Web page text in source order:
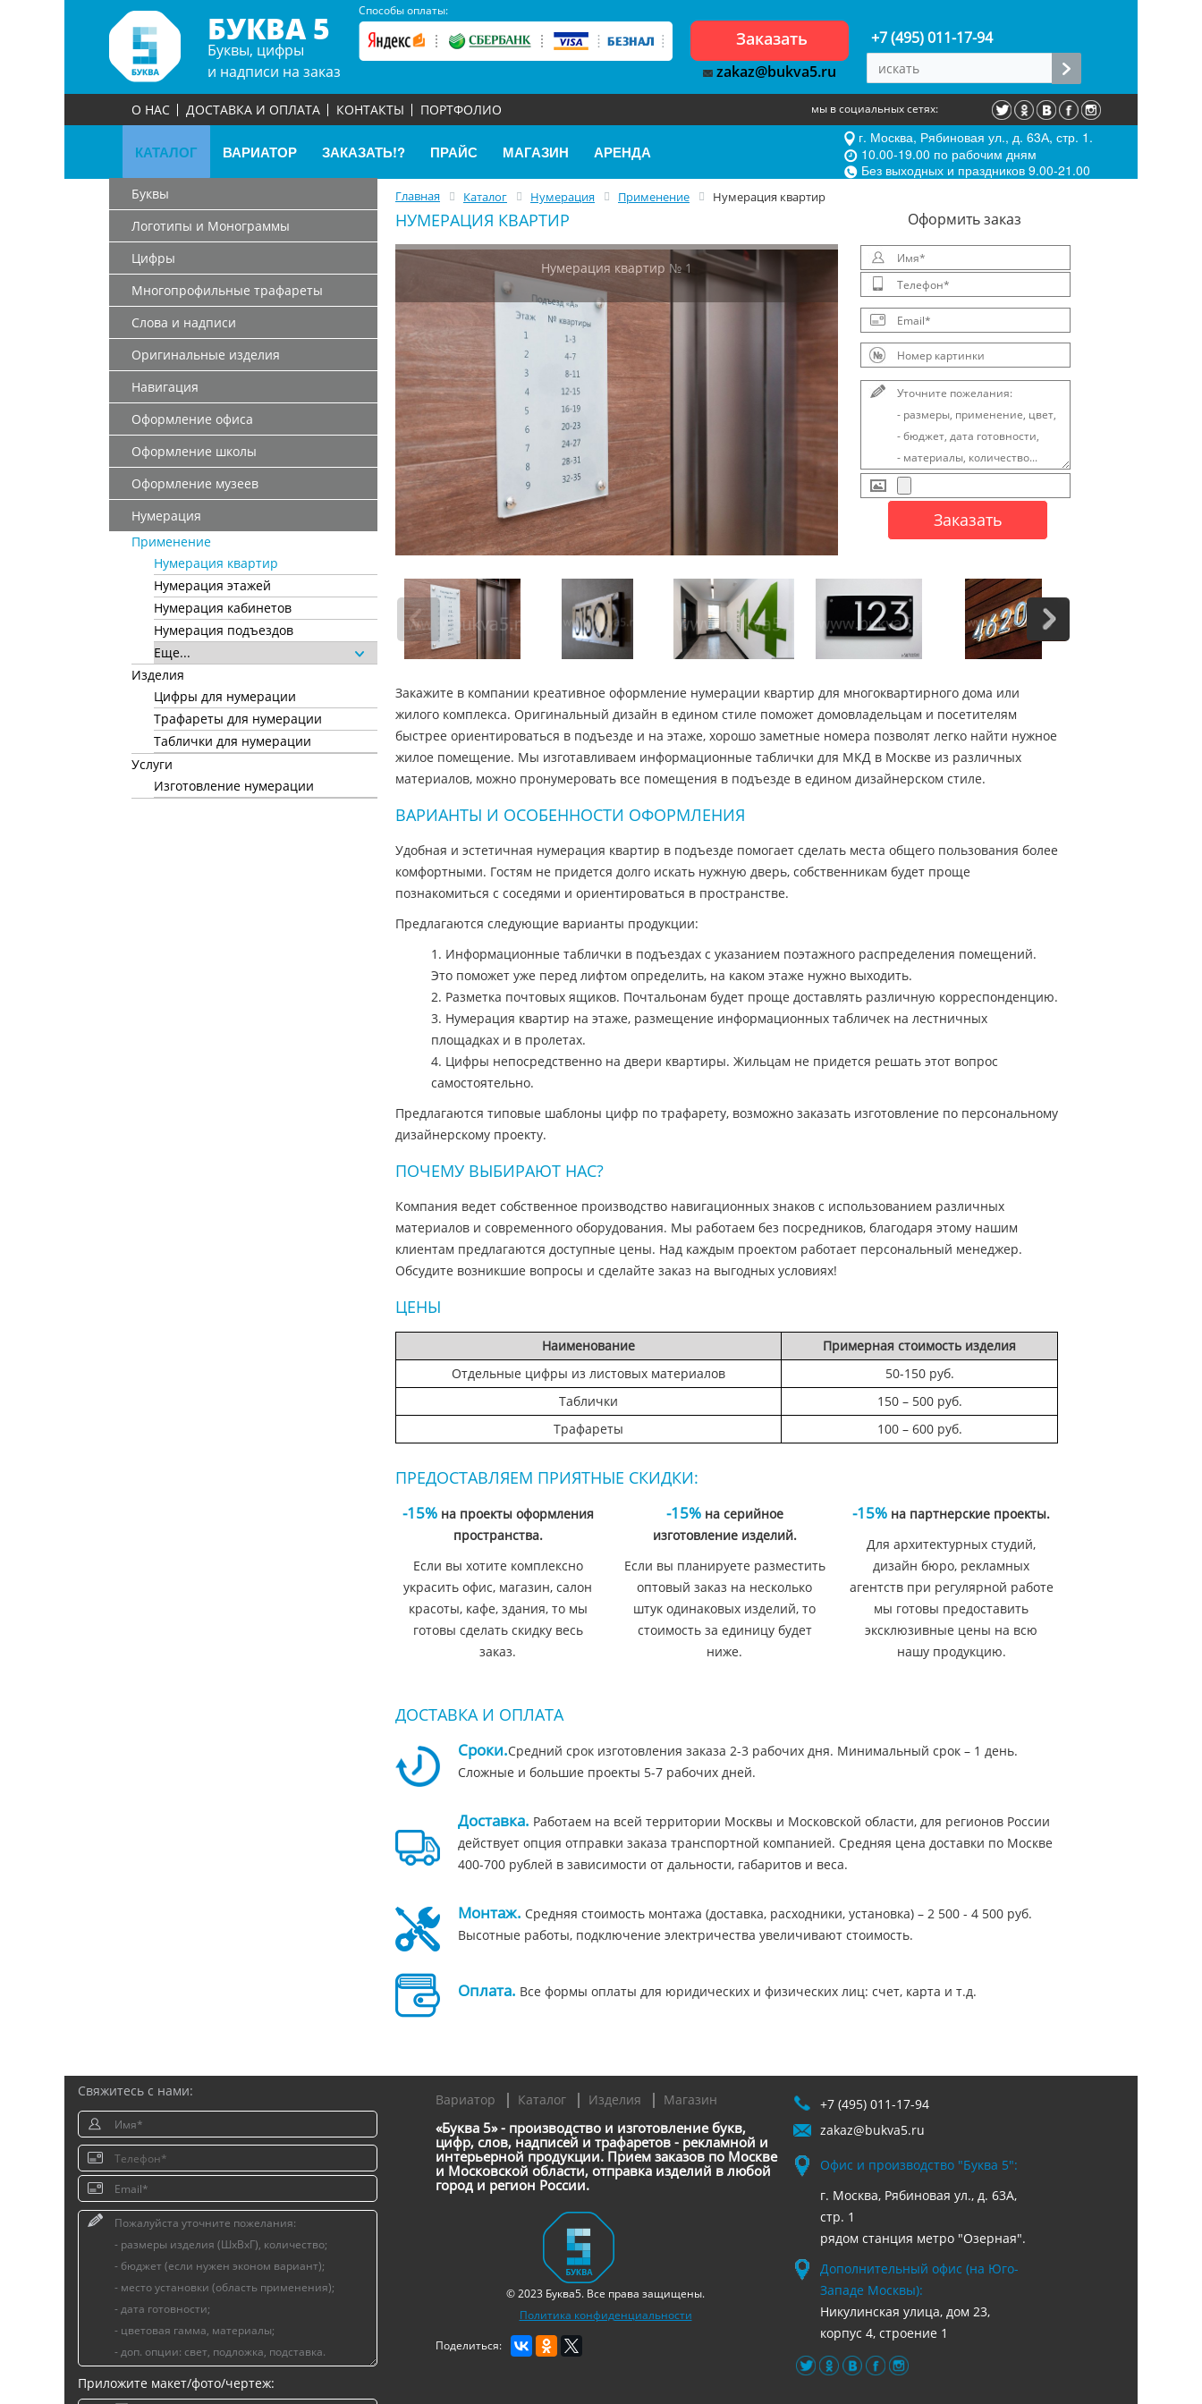
БУКВА 5
Буквы, цифры
и надписи на заказ
Способы оплаты:
Заказать
zakaz@bukva5.ru
+7 (495) 011-17-94
О НАС ДОСТАВКА И ОПЛАТА КОНТАКТЫ ПОРТФОЛИО мы в социальных сетях:
КАТАЛОГ ВАРИАТОР ЗАКАЗАТЬ!? ПРАЙС МАГАЗИН АРЕНДА
г. Москва, Рябиновая ул., д. 63А, стр. 1.
10.00-19.00 по рабочим дням
Без выходных и праздников 9.00-21.00
Главная Каталог Нумерация Применение Нумерация квартир
Буквы
Логотипы и Монограммы
Цифры
Многопрофильные трафареты
Слова и надписи
Оригинальные изделия
Навигация
Оформление офиса
Оформление школы
Оформление музеев
Нумерация
Применение
Нумерация квартир
Нумерация этажей
Нумерация кабинетов
Нумерация подъездов
Еще...
Изделия
Цифры для нумерации
Трафареты для нумерации
Таблички для нумерации
Услуги
Изготовление нумерации
НУМЕРАЦИЯ КВАРТИР
Нумерация квартир № 1
Oформить заказ
Закажите в компании креативное оформление нумерации квартир для многоквартирного дома или
жилого комплекса. Оригинальный дизайн в едином стиле поможет домовладельцам и посетителям
быстрее ориентироваться в подъезде и на этаже, хорошо заметные номера позволят легко найти нужное
жилое помещение. Мы изготавливаем информационные таблички для МКД в Москве из различных
материалов, можно пронумеровать все помещения в подъезде в едином дизайнерском стиле.
ВАРИАНТЫ И ОСОБЕННОСТИ ОФОРМЛЕНИЯ
Удобная и эстетичная нумерация квартир в подъезде помогает сделать места общего пользования более
комфортными. Гостям не придется долго искать нужную дверь, собственникам будет проще
познакомиться с соседями и ориентироваться в пространстве.
Предлагаются следующие варианты продукции:
1. Информационные таблички в подъездах с указанием поэтажного распределения помещений.
Это поможет уже перед лифтом определить, на каком этаже нужно выходить.
2. Разметка почтовых ящиков. Почтальонам будет проще доставлять различную корреспонденцию.
3. Нумерация квартир на этаже, размещение информационных табличек на лестничных
площадках и в пролетах.
4. Цифры непосредственно на двери квартиры. Жильцам не придется решать этот вопрос
самостоятельно.
Предлагаются типовые шаблоны цифр по трафарету, возможно заказать изготовление по персональному
дизайнерскому проекту.
ПОЧЕМУ ВЫБИРАЮТ НАС?
Компания ведет собственное производство навигационных знаков с использованием различных
материалов и современного оборудования. Мы работаем без посредников, благодаря этому нашим
клиентам предлагаются доступные цены. Над каждым проектом работает персональный менеджер.
Обсудите возникшие вопросы и сделайте заказ на выгодных условиях!
ЦЕНЫ
Наименование
Примерная стоимость изделия
Отдельные цифры из листовых материалов
50-150 руб.
Таблички
150 – 500 руб.
Трафареты
100 – 600 руб.
ПРЕДОСТАВЛЯЕМ ПРИЯТНЫЕ СКИДКИ:
-15%на проекты оформления
пространства.
Если вы хотите комплексно
украсить офис, магазин, салон
красоты, кафе, здания, то мы
готовы сделать скидку весь
заказ.
-15%на серийное
изготовление изделий.
Если вы планируете разместить
оптовый заказ на несколько
штук одинаковых изделий, то
стоимость за единицу будет
ниже.
-15% на партнерские проекты.
Для архитектурных студий,
дизайн бюро, рекламных
агентств при регулярной работе
мы готовы предоставить
эксклюзивные цены на всю
нашу продукцию.
ДОСТАВКА И ОПЛАТА
Сроки.Средний срок изготовления заказа 2-3 рабочих дня. Минимальный срок – 1 день.
Сложные и большие проекты 5-7 рабочих дней.
Доставка. Работаем на всей территории Москвы и Московской области, для регионов России
действует опция отправки заказа транспортной компанией. Средняя цена доставки по Москве
400-700 рублей в зависимости от дальности, габаритов и веса.
Монтаж. Средняя стоимость монтажа (доставка, расходники, установка) – 2 500 - 4 500 руб.
Высотные работы, подключение электричества увеличивают стоимость.
Оплата. Все формы оплаты для юридических и физических лиц: счет, карта и т.д.
Свяжитесь с нами:
Приложите макет/фото/чертеж:
Вариатор Каталог Изделия Магазин
«Буква 5» - производство и изготовление букв,
цифр, слов, надписей и трафаретов - рекламной и
интерьерной продукции. Прием заказов по Москве
и Московской области, отправка изделий в любой
город и регион России.
© 2023 Буква5. Все права защищены.
Политика конфиденциальности
Поделиться:
+7 (495) 011-17-94
zakaz@bukva5.ru
Офис и производство "Буква 5":
г. Москва, Рябиновая ул., д. 63А,
стр. 1
рядом станция метро "Озерная".
Дополнительный офис (на Юго-
Западе Москвы):
Никулинская улица, дом 23,
корпус 4, строение 1